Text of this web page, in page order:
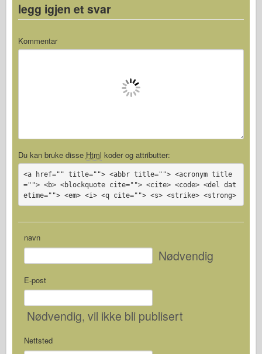
legg igjen et svar
Kommentar
Du kan bruke disse Html koder og attributter:
<a href="" title=""> <abbr title=""> <acronym title
=""> <b> <blockquote cite=""> <cite> <code> <del dat
etime=""> <em> <i> <q cite=""> <s> <strike> <strong>
navn
Nødvendig
E-post
Nødvendig, vil ikke bli publisert
Nettsted